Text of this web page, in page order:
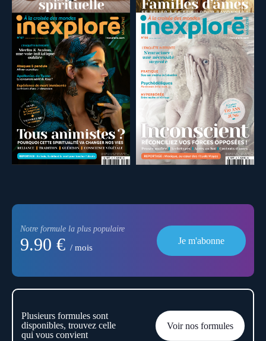
Notre formule la plus populaire
9.90 € / mois
Je m'abonne
Plusieurs formules sont
disponibles, trouvez celle
qui vous convient
Voir nos formules